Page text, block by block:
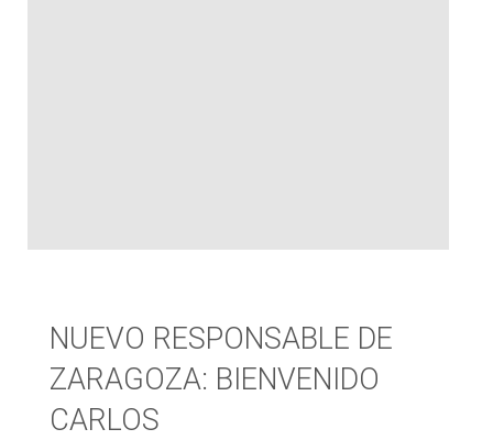
NUEVO RESPONSABLE DE
ZARAGOZA: BIENVENIDO
CARLOS